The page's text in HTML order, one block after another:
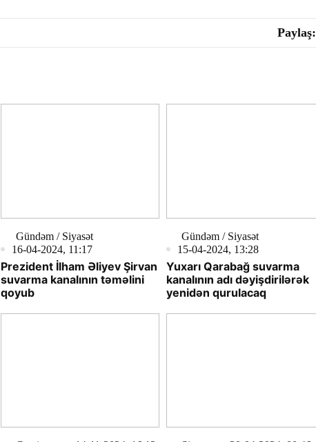
Paylaş:
Gündəm / Siyasət
16-04-2024, 11:17
Prezident İlham Əliyev Şirvan
suvarma kanalının təməlini
qoyub
Gündəm / Siyasət
15-04-2024, 13:28
Yuxarı Qarabağ suvarma
kanalının adı dəyişdirilərək
yenidən qurulacaq